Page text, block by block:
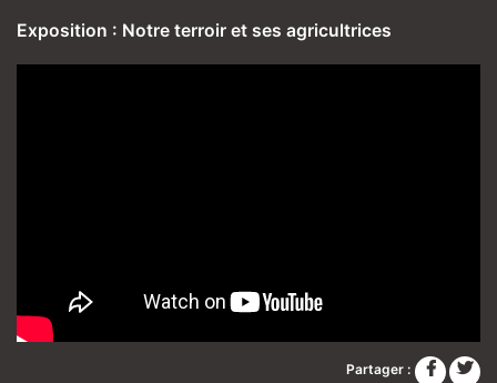
Exposition : Notre terroir et ses agricultrices
Partager :